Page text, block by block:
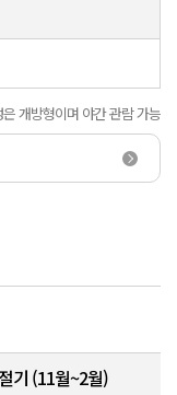
개방형이며 야간 관람 가능
기 (11월~2월)